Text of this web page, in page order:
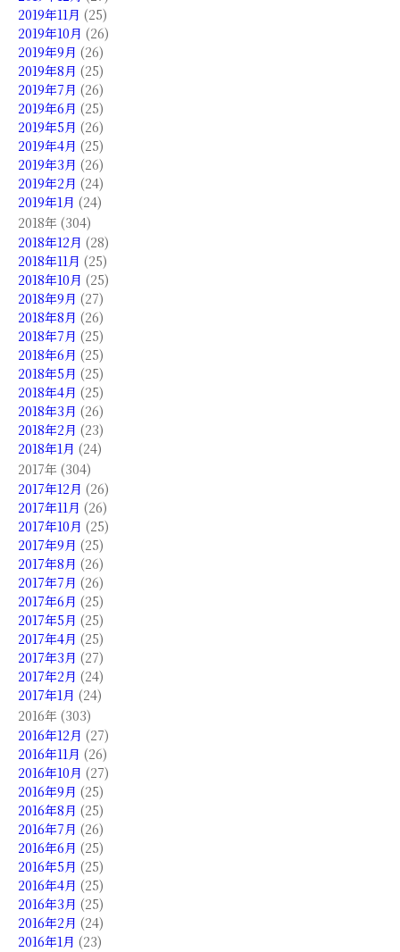
2019年11月 (25)
2019年10月 (26)
2019年9月 (26)
2019年8月 (25)
2019年7月 (26)
2019年6月 (25)
2019年5月 (26)
2019年4月 (25)
2019年3月 (26)
2019年2月 (24)
2019年1月 (24)
2018年 (304)
2018年12月 (28)
2018年11月 (25)
2018年10月 (25)
2018年9月 (27)
2018年8月 (26)
2018年7月 (25)
2018年6月 (25)
2018年5月 (25)
2018年4月 (25)
2018年3月 (26)
2018年2月 (23)
2018年1月 (24)
2017年 (304)
2017年12月 (26)
2017年11月 (26)
2017年10月 (25)
2017年9月 (25)
2017年8月 (26)
2017年7月 (26)
2017年6月 (25)
2017年5月 (25)
2017年4月 (25)
2017年3月 (27)
2017年2月 (24)
2017年1月 (24)
2016年 (303)
2016年12月 (27)
2016年11月 (26)
2016年10月 (27)
2016年9月 (25)
2016年8月 (25)
2016年7月 (26)
2016年6月 (25)
2016年5月 (25)
2016年4月 (25)
2016年3月 (25)
2016年2月 (24)
2016年1月 (23)